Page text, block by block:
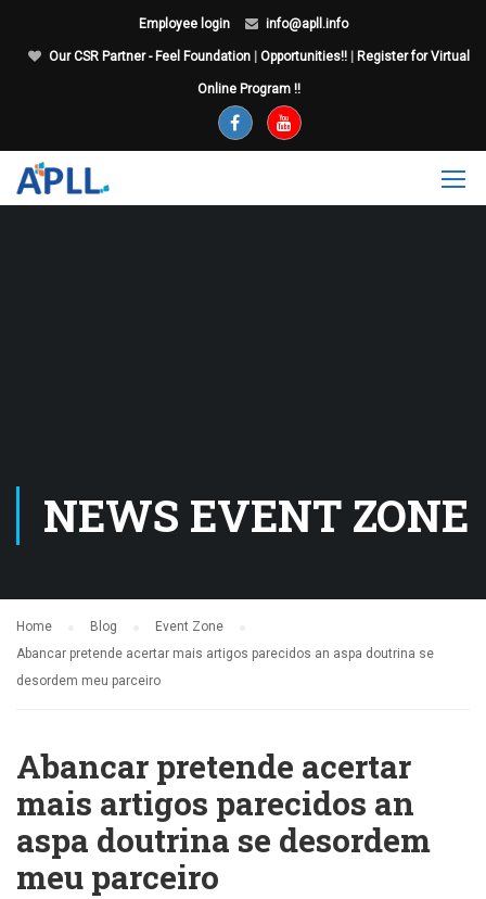
Employee login info@apll.info
Our CSR Partner - Feel Foundation Opportunities!! Register for Virtual
Online Program !!
NEWS EVENT ZONE
Home Blog
Event Zone
Abancar pretende acertar mais artigos parecidos an aspa doutrina se
desordem meu parceiro
Abancar pretende acertar
mais artigos parecidos an
aspa doutrina se desordem
meu parceiro